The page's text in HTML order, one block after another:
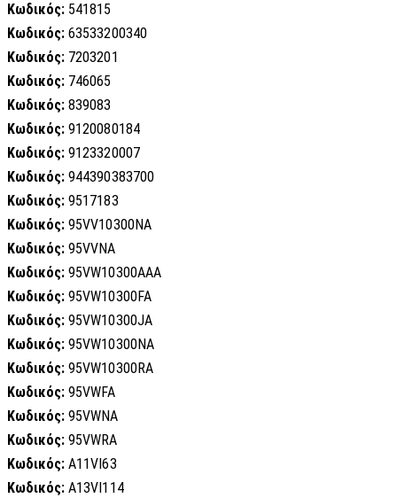
Κωδικός: 541815
Κωδικός: 63533200340
Κωδικός: 7203201
Κωδικός: 746065
Κωδικός: 839083
Κωδικός: 9120080184
Κωδικός: 9123320007
Κωδικός: 944390383700
Κωδικός: 9517183
Κωδικός: 95VV10300NA
Κωδικός: 95VVNA
Κωδικός: 95VW10300AAA
Κωδικός: 95VW10300FA
Κωδικός: 95VW10300JA
Κωδικός: 95VW10300NA
Κωδικός: 95VW10300RA
Κωδικός: 95VWFA
Κωδικός: 95VWNA
Κωδικός: 95VWRA
Κωδικός: A11VI63
Κωδικός: A13VI114